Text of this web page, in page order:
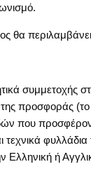
θα
συμμετοχής
της προσφοράς
που
φυλλάδια
Ελληνική ή